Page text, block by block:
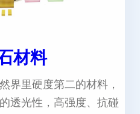
材料
界里硬度第二的材料，
透光性，高强度、抗碰